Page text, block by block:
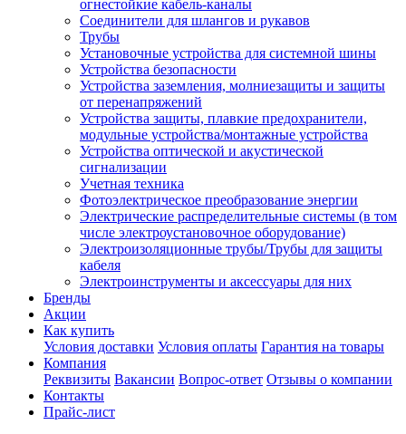
огнестойкие кабель-каналы
Соединители для шлангов и рукавов
Трубы
Установочные устройства для системной шины
Устройства безопасности
Устройства заземления, молниезащиты и защиты
от перенапряжений
Устройства защиты, плавкие предохранители,
модульные устройства/монтажные устройства
Устройства оптической и акустической
сигнализации
Учетная техника
Фотоэлектрическое преобразование энергии
Электрические распределительные системы (в том
числе электроустановочное оборудование)
Электроизоляционные трубы/Трубы для защиты
кабеля
Электроинструменты и аксессуары для них
Бренды
Акции
Как купить
Условия доставки Условия оплаты Гарантия на товары
Компания
Реквизиты Вакансии Вопрос-ответ Отзывы о компании
Контакты
Прайс-лист